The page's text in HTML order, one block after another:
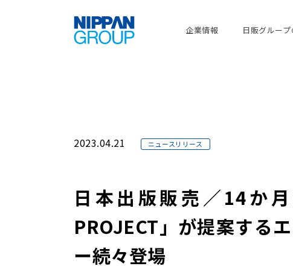
企業情報 日販グルー
2023.04.21 ニュースリリース
日本出版販売／14か
PROJECT」が提案する
ー続々登場